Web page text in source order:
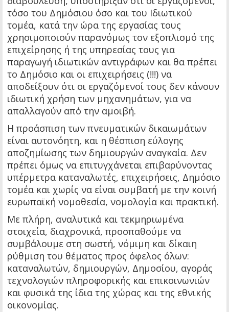
τόσο του Δημόσιου όσο και του Ιδιωτικού
τομέα, κατά την ώρα της εργασίας τους
χρησιμοποιούν παρανόμως τον εξοπλισμό της
επιχείρησης ή της υπηρεσίας τους για
παραγωγή ιδιωτικών αντιγράφων και θα πρέπει
το Δημόσιο και οι επιχειρήσεις (!!!) να
αποδείξουν ότι οι εργαζόμενοί τους δεν κάνουν
ιδιωτική χρήση των μηχανημάτων, για να
απαλλαγούν από την αμοιβή.
Η προάσπιση των πνευματικών δικαιωμάτων
είναι αυτονόητη, και η θέσπιση εύλογης
αποζημίωσης των δημιουργών αναγκαία. Δεν
πρέπει όμως να επιτυγχάνεται επιβαρύνοντας
υπέρμετρα καταναλωτές, επιχειρήσεις, Δημόσιο
τομέα και χωρίς να είναι συμβατή με την κοινή
ευρωπαϊκή νομοθεσία, νομολογία και πρακτική.
Με πλήρη, αναλυτικά και τεκμηριωμένα
στοιχεία, διαχρονικά, προσπαθούμε να
συμβάλουμε στη σωστή, νόμιμη και δίκαιη
ρύθμιση του θέματος προς όφελος όλων:
καταναλωτών, δημιουργών, Δημοσίου, αγοράς
τεχνολογιών πληροφορικής και επικοινωνιών
και φυσικά της ίδια της χώρας και της εθνικής
οικονομίας.